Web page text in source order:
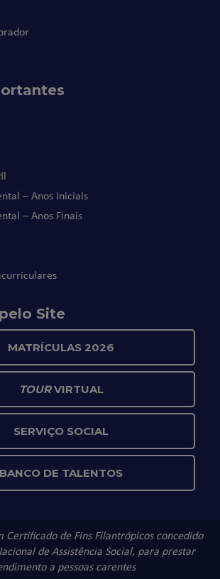
– Anos Iniciais
– Anos Finais
Site
MATRÍCULAS 2026
TOURVIRTUAL
SERVIÇO SOCIAL
BANCO DE TALENTOS
Certificado de Fins Filantrópicos concedido
de Assistência Social, para prestar
a pessoas carentes